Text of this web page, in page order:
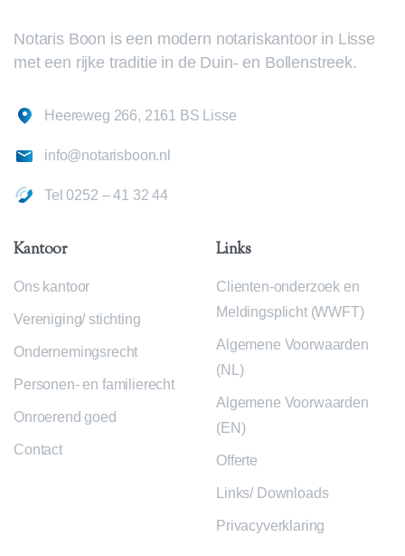
Notaris Boon is een modern notariskantoor in Lisse
met een rijke traditie in de Duin- en Bollenstreek.
Heereweg 266, 2161 BS Lisse
info@notarisboon.nl
Tel 0252 – 41 32 44
Kantoor
Ons kantoor
Vereniging/ stichting
Ondernemingsrecht
Personen- en familierecht
Onroerend goed
Contact
Links
Clienten-onderzoek en
Meldingsplicht (WWFT)
Algemene Voorwaarden
(NL)
Algemene Voorwaarden
(EN)
Offerte
Links/ Downloads
Privacyverklaring